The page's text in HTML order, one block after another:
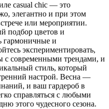
casual chic — это
элегантно и при этом
или мероприятии.
подбор цветов и
гармоничные и
экспериментировать,
с современными трендами, и
стиль, который
настрой. Весна —
и ваш гардероб в
справляться с любыми
этого чудесного сезона.